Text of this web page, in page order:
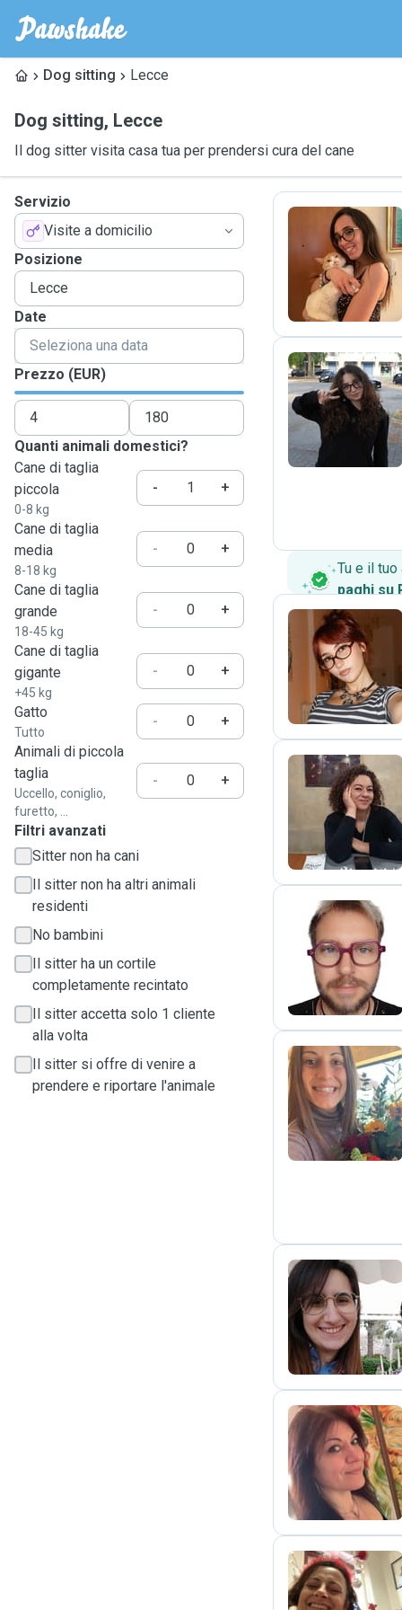
Dog sitting Lecce
Dog sitting, Lecce
Il dog sitter visita casa tua per prendersi cura del cane
Servizio
Visite a domicilio
Posizione
Date
Prezzo (EUR)
Quanti animali domestici?
Cane di taglia
piccola
0-8 kg
- +
Cane di taglia
media
8-18 kg
- +
Cane di taglia
grande
18-45 kg
- +
Cane di taglia
gigante
+45 kg
- +
Gatto
Tutto
-
+
Animali di piccola
taglia
Uccello, coniglio,
furetto, ...
- +
Filtri avanzati
Sitter non ha cani
Il sitter non ha altri animali
residenti
No bambini
Il sitter ha un cortile
completamente recintato
Il sitter accetta solo 1 cliente
alla volta
Il sitter si offre di venire a
prendere e riportare l'animale
V
A
Tu e il
paghi su
G
M
F
F
N
A